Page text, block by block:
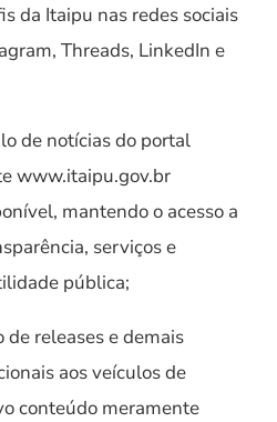
da Itaipu nas redes sociais
Threads, LinkedIn e
de notícias do portal
www.itaipu.gov.br
mantendo o acesso a
serviços e
pública;
de releases e demais
aos veículos de
conteúdo meramente